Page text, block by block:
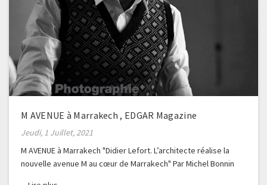
M AVENUE à Marrakech , EDGAR Magazine
Jeudi, 1 Juillet, 2021
M AVENUE à Marrakech "Didier Lefort. L’architecte réalise la
nouvelle avenue M au cœur de Marrakech" Par Michel Bonnin